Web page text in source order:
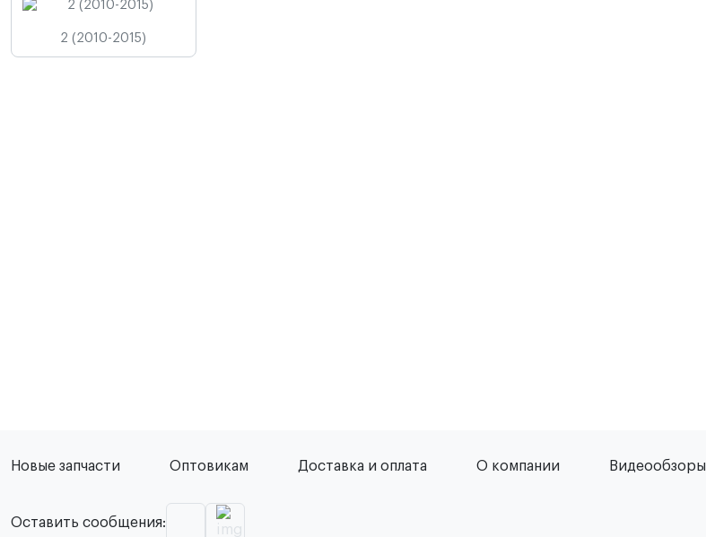
2 (2010-2015)
Новые запчасти Оптовикам Доставка и оплата О компании Видеообзоры
Оставить сообщения: